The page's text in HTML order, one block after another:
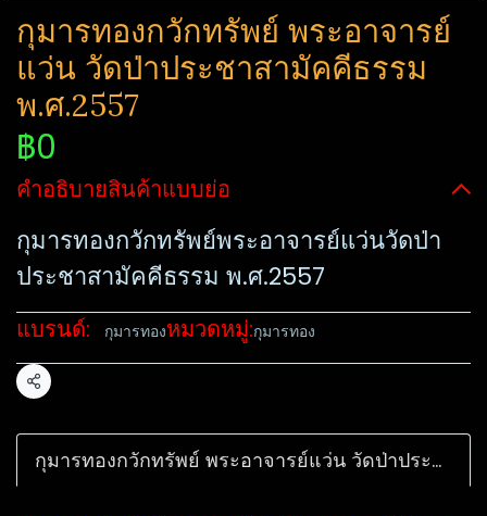
กุมารทองกวักทรัพย์ พระอาจารย์
แว่น วัดป่าประชาสามัคคี​ธรรม
พ.ศ.2557
฿0
คำอธิบายสินค้าแบบย่อ
กุมารทองกวักทรัพย์พระอาจารย์แว่นวัดป่า
ประชาสามัคคี​ธรรม พ.ศ.2557
แบรนด์: กุมารทองหมวดหมู่:กุมารทอง
แชร์
กุมารทองกวักทรัพย์ พระอาจารย์แว่น วัดป่าประชาสามัคคี​ธรรม พ.ศ.2557